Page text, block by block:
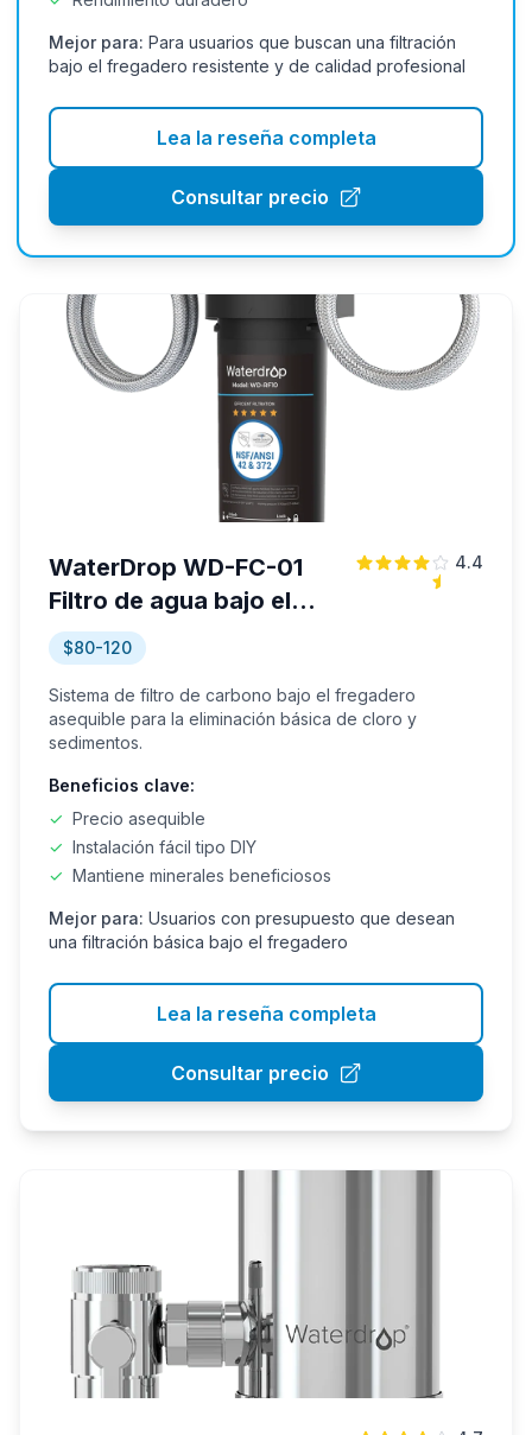
Mejor para: Para usuarios que buscan una filtración
bajo el fregadero resistente y de calidad profesional
Lea la reseña completa
Consultar precio
WaterDrop WD-FC-01
Filtro de agua bajo el
fregadero
4.4
$80-120
Sistema de filtro de carbono bajo el fregadero
asequible para la eliminación básica de cloro y
sedimentos.
Beneficios clave:
✓ Precio asequible
✓ Instalación fácil tipo DIY
✓ Mantiene minerales beneficiosos
Mejor para: Usuarios con presupuesto que desean
una filtración básica bajo el fregadero
Lea la reseña completa
Consultar precio